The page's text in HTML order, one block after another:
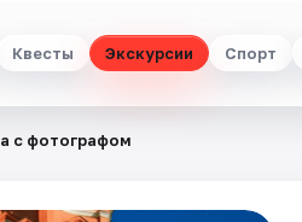
Квесты Экскурсии Спорт
с фотографом